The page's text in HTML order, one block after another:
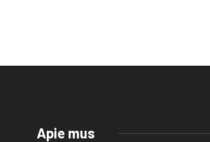
Apie mus